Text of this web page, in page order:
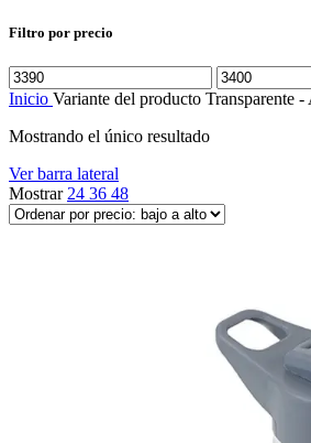
Filtro por precio
Precio
mínimo
Precio
máximo
Inicio Variante del producto Transparente
Mostrando el único resultado
Ver barra lateral
Mostrar 24 36 48